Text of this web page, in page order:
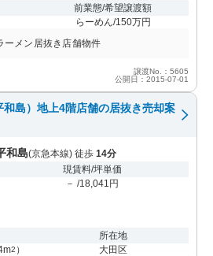
前業態/希望譲渡額
らーめん/150万円
ーメン居抜き店舗物件
譲渡No.：5605
公開日：2015-07-01
和島）地上4階店舗の居抜き売却案
和島(京急本線) 徒歩 14分
現賃料/坪単価
－ /18,041円
2 ）
所在地
大田区